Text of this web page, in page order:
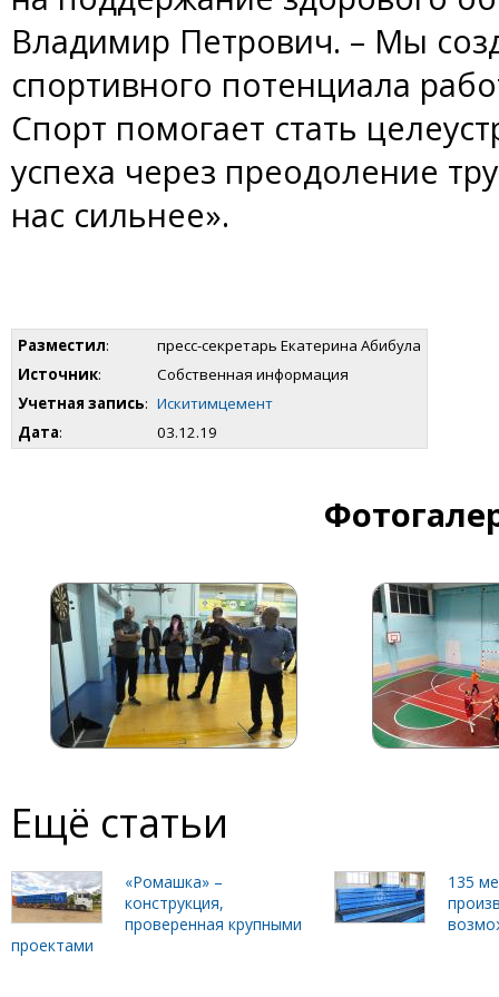
Владимир Петрович. – Мы
спортивного потенциала
Спорт помогает стать
успеха через преодоление
нас сильнее».
Разместил:
пресс-секретарь Екатерина Абибула
Источник:
Собственная информация
Учетная запись: Искитимцемент
Дата: 03.12.19
Ещё статьи
«Ромашка» –
конструкция,
проверенная крупными
проектами
135